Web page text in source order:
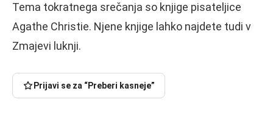
Tema tokratnega srečanja so knjige pisateljice
Agathe Christie. Njene knjige lahko najdete tudi v
Zmajevi luknji.
Prijavi se za “Preberi kasneje”